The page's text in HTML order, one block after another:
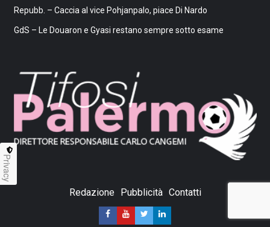
Repubb. – Caccia al vice Pohjanpalo, piace Di Nardo
GdS – Le Douaron e Gyasi restano sempre sotto esame
Redazione Pubblicità Contatti
Privacy